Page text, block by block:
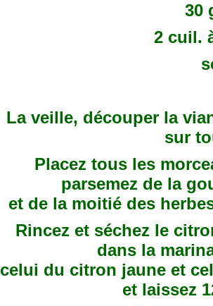
30
2 cuil.
La veille, découper la
sur
Placez tous les
parsemez de la
et de la moitié des
Rincez et séchez le
dans la
celui du citron jaune et
et laissez